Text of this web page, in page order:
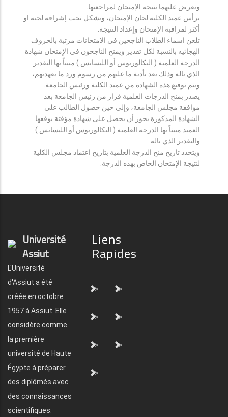
وتعرض عليهما نتيجة الإمتحان لمراجعتها.
يرأس عميد الكلية لجان الإمتحان، ويشكل تحت إشرافه لجنة او
أكثر لمراقبة الإمتحان وإعداد النتيجة.
تلعن اسماء الطلاب الناجحين فى الامتحانات مرتبة بالحروف
الهجائيه بالنسبة لكل تقدير ويمنح الناجحون في الإمتحان شهادة
الدرجة العلمية ( البكالوريوس أو الليسانس ) مبيناً بها التقدير
الذي ناله وذلك بعد تأدية ما عليهم من رسوم ورد ما بعهدتهم،
ويتم توقيع هذه الشهادة من عميد الكلية ورئيس الجامعة.
يصدر بمنح الدرجات العلمية قرار من رئيس الجامعة بعد
موافقة مجلس الجامعة، وإلى حين حصول الطالب على
الشهادة المذكورة يجوز أن يحصل على شهادة مؤقتة يوقعها
العميد مبيناً بها الدرجة العلمية ( البكالوريوس أو الليسانس )
والتقدير الذي ناله.
ويتحدد تاريخ منح الدرجة العلمية بتاريخ اعتماد مجلس الكلية
لنتيجة الإمتحان الخاص بهذه الدرجة.
Université
Assiut
L'Université
d'Assiut a été
créée en octobre
1957 à Assiut. Elle
considère comme
la première
université de Haute
Égypte à préparer
des diplômés avec
des connaissances
scientifiques.
Liens
Rapides
"> ">
"> ">
"> ">
">